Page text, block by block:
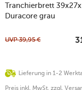
Tranchierbrett
Duracore grau
Lieferung in 1-2
UVP39,95 €
Preis inkl. MwSt. zzgl.